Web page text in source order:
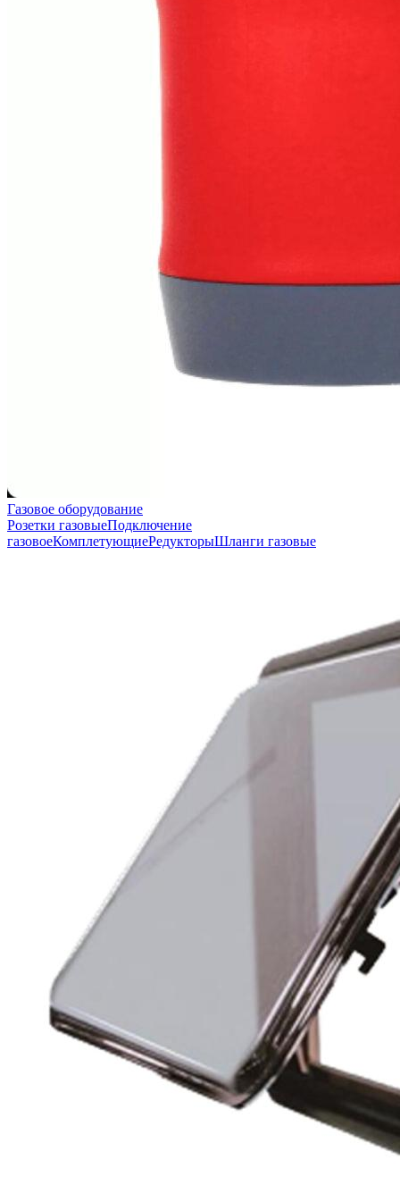
Газовое оборудование
Розетки газовыеПодключение
газовоеКомплетующиеРедукторыШланги газовые